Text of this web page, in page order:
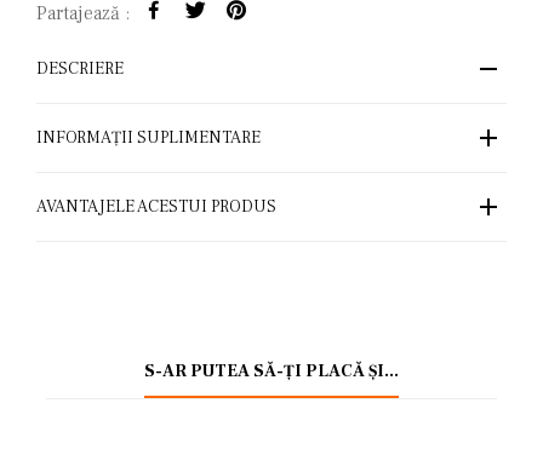
Partajează :
DESCRIERE
INFORMAȚII SUPLIMENTARE
AVANTAJELE ACESTUI PRODUS
S-AR PUTEA SĂ-ȚI PLACĂ ȘI…